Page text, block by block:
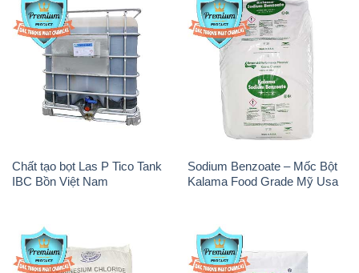
Chất tạo bọt Las P Tico Tank
IBC Bồn Việt Nam
Sodium Benzoate – Mốc Bột
Kalama Food Grade Mỹ Usa